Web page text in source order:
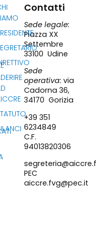
Contatti
Sede legale:
Piazza XX
Settembre
33100 Udine
Sede
operativa: via
Cadorna 36,
34170 Gorizia
+39 351
6234849
C.F.
94013820306
PEC
aiccre.fvg@pec.it